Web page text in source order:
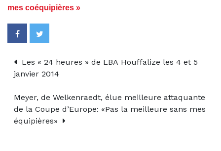
mes coéquipières »
Les « 24 heures » de LBA Houffalize les 4 et 5
janvier 2014
Meyer, de Welkenraedt, élue meilleure attaquante
de la Coupe d’Europe: «Pas la meilleure sans mes
équipières»